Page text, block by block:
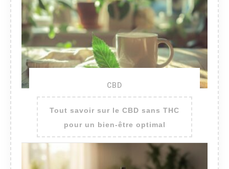
CBD
Tout savoir sur le CBD sans THC
pour un bien-être optimal